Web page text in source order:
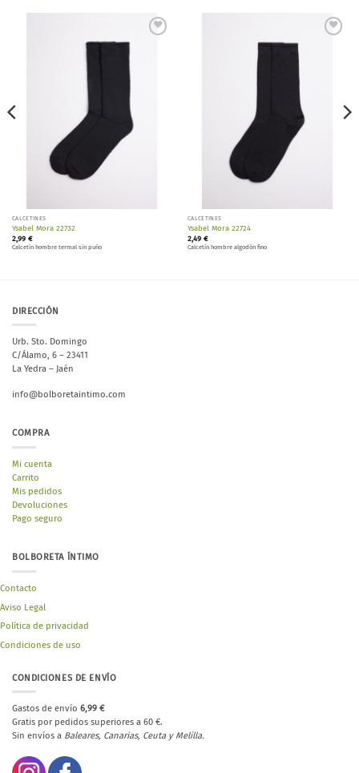
CALCETINES
Ysabel Mora 22732
2,99 €
Calcetín hombre termal sin puño
CALCETINES
Ysabel Mora 22724
2,49 €
Calcetín hombre algodón fino
DIRECCIÓN
Urb. Sto. Domingo
C/Álamo, 6 – 23411
La Yedra – Jaén
info@bolboretaintimo.com
COMPRA
Mi cuenta
Carrito
Mis pedidos
Devoluciones
Pago seguro
BOLBORETA ÍNTIMO
Contacto
Aviso Legal
Política de privacidad
Condiciones de uso
CONDICIONES DE ENVÍO
Gastos de envío 6,99 €
Gratis por pedidos superiores a 60 €.
Sin envíos a Baleares, Canarias, Ceuta y Melilla.